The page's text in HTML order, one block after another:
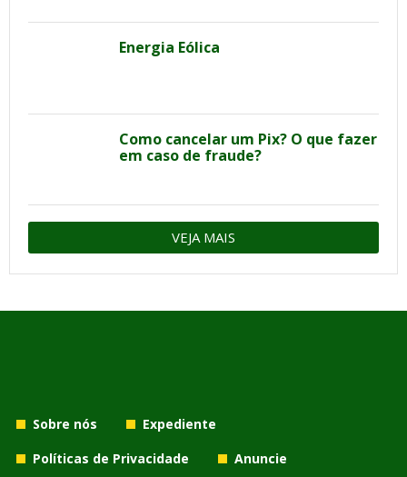
Energia Eólica
Como cancelar um Pix? O que fazer
em caso de fraude?
VEJA MAIS
Sobre nós
Expediente
Políticas de Privacidade
Anuncie